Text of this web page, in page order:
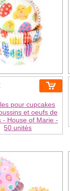
pour cupcakes
et oeufs de
- House of Marie -
50 unités